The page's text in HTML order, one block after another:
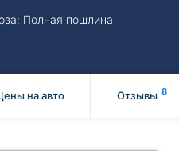
Полная пошлина
на авто Отзывы 8